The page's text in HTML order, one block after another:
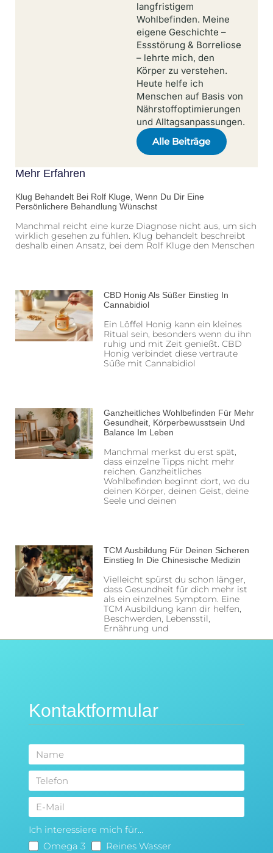
langfristigem
Wohlbefinden. Meine
eigene Geschichte –
Essstörung & Borreliose
– lehrte mich, den
Körper zu verstehen.
Heute helfe ich
Menschen auf Basis von
Nährstoffoptimierungen
und Alltagsanpassungen.
Alle Beiträge
Mehr Erfahren
Klug Behandelt Bei Rolf Kluge, Wenn Du Dir Eine
Persönlichere Behandlung Wünschst
Manchmal reicht eine kurze Diagnose nicht aus, um sich
wirklich gesehen zu fühlen. Klug behandelt beschreibt
deshalb einen Ansatz, bei dem Rolf Kluge den Menschen
CBD Honig Als Süßer Einstieg In
Cannabidiol
Ein Löffel Honig kann ein kleines
Ritual sein, besonders wenn du ihn
ruhig und mit Zeit genießt. CBD
Honig verbindet diese vertraute
Süße mit Cannabidiol
Ganzheitliches Wohlbefinden Für Mehr
Gesundheit, Körperbewusstsein Und
Balance Im Leben
Manchmal merkst du erst spät,
dass einzelne Tipps nicht mehr
reichen. Ganzheitliches
Wohlbefinden beginnt dort, wo du
deinen Körper, deinen Geist, deine
Seele und deinen
TCM Ausbildung Für Deinen Sicheren
Einstieg In Die Chinesische Medizin
Vielleicht spürst du schon länger,
dass Gesundheit für dich mehr ist
als ein einzelnes Symptom. Eine
TCM Ausbildung kann dir helfen,
Beschwerden, Lebensstil,
Ernährung und
Kontaktformular
Ich interessiere mich für...
Omega 3
Reines Wasser